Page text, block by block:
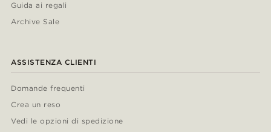
Guida ai regali
Archive Sale
ASSISTENZA CLIENTI
Domande frequenti
Crea un reso
Vedi le opzioni di spedizione